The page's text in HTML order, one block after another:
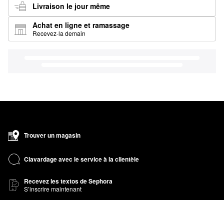
Livraison le jour même
Achat en ligne et ramassage
Recevez-la demain
Trouver un magasin
Clavardage avec le service à la clientèle
Recevez les textos de Sephora
S’inscrire maintenant